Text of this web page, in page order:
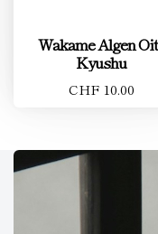
Wakame Algen
Kyushu
CHF 10.00